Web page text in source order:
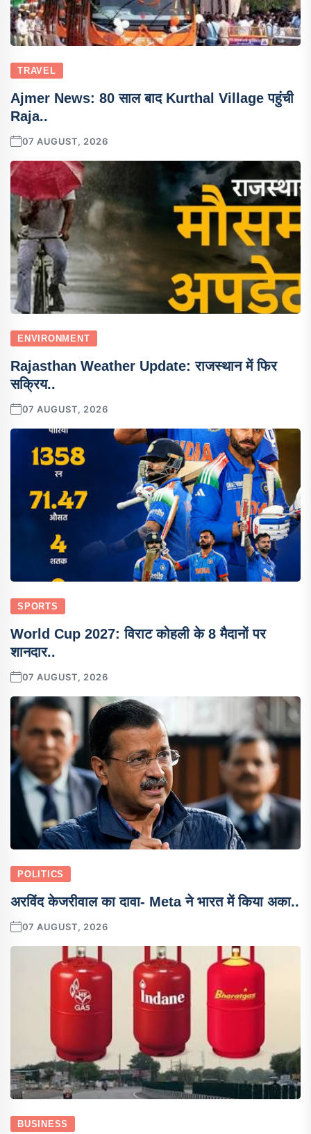
TRAVEL
Ajmer News: 80 साल बाद Kurthal Village पहुंची
Raja..
07 AUGUST, 2026
ENVIRONMENT
Rajasthan Weather Update: राजस्थान में फिर
सक्रिय..
07 AUGUST, 2026
SPORTS
World Cup 2027: विराट कोहली के 8 मैदानों पर
शानदार..
07 AUGUST, 2026
POLITICS
अरविंद केजरीवाल का दावा- Meta ने भारत में किया अका..
07 AUGUST, 2026
BUSINESS